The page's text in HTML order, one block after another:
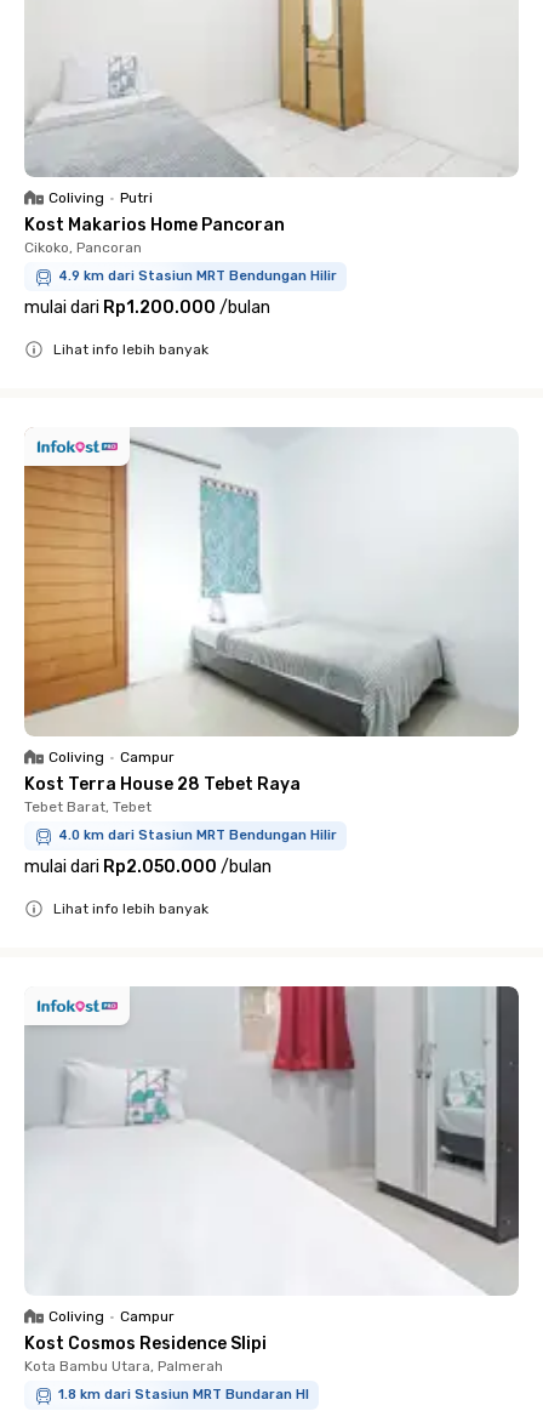
Coliving • Putri
Kost Makarios Home Pancoran
Cikoko, Pancoran
4.9 km dari Stasiun MRT Bendungan Hilir
mulai dari Rp1.200.000 /bulan
Lihat info lebih banyak
Coliving • Campur
Kost Terra House 28 Tebet Raya
Tebet Barat, Tebet
4.0 km dari Stasiun MRT Bendungan Hilir
mulai dari Rp2.050.000 /bulan
Lihat info lebih banyak
Coliving • Campur
Kost Cosmos Residence Slipi
Kota Bambu Utara, Palmerah
1.8 km dari Stasiun MRT Bundaran HI